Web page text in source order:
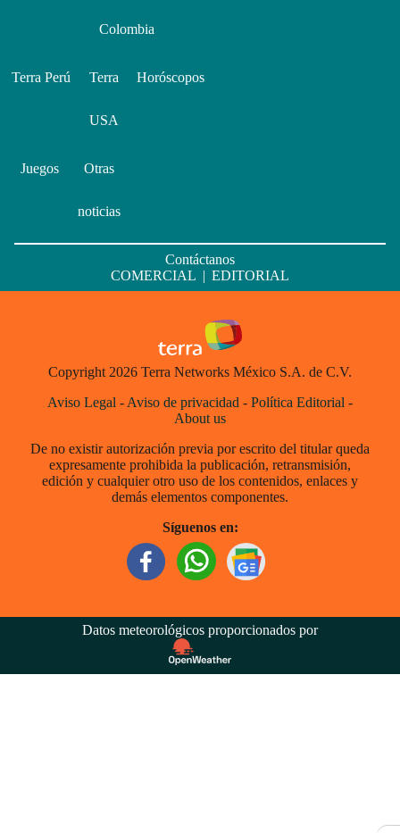
Colombia
Terra Perú Terra
USA
Horóscopos
Juegos Otras
noticias
Contáctanos
COMERCIAL | EDITORIAL
Copyright 2026 Terra Networks México S.A. de C.V.
Aviso Legal - Aviso de privacidad - Política Editorial -
About us
De no existir autorización previa por escrito del titular queda
expresamente prohibida la publicación, retransmisión,
edición y cualquier otro uso de los contenidos, enlaces y
demás elementos componentes.
Síguenos en:
Datos meteorológicos proporcionados por